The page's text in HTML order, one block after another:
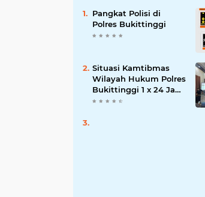
Pangkat Polisi di
Polres Bukittinggi
Situasi Kamtibmas
Wilayah Hukum Polres
Bukittinggi 1 x 24 Jam
Senin 27 Juni 2022